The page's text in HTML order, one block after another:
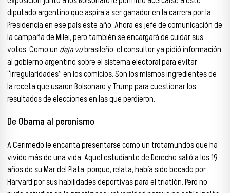
diputado argentino que aspira a ser ganador en la carrera por la
Presidencia en ese país este año. Ahora es jefe de comunicación de
la campaña de Milei, pero también se encargará de cuidar sus
votos. Como un deja vubrasileño, el consultor ya pidió información
al gobierno argentino sobre el sistema electoral para evitar
“irregularidades” en los comicios. Son los mismos ingredientes de
la receta que usaron Bolsonaro y Trump para cuestionar los
resultados de elecciones en las que perdieron.
De Obama al peronismo
A Cerimedo le encanta presentarse como un trotamundos que ha
vivido más de una vida. Aquel estudiante de Derecho salió a los 19
años de su Mar del Plata, porque, relata, había sido becado por
Harvard por sus habilidades deportivas para el triatlón. Pero no